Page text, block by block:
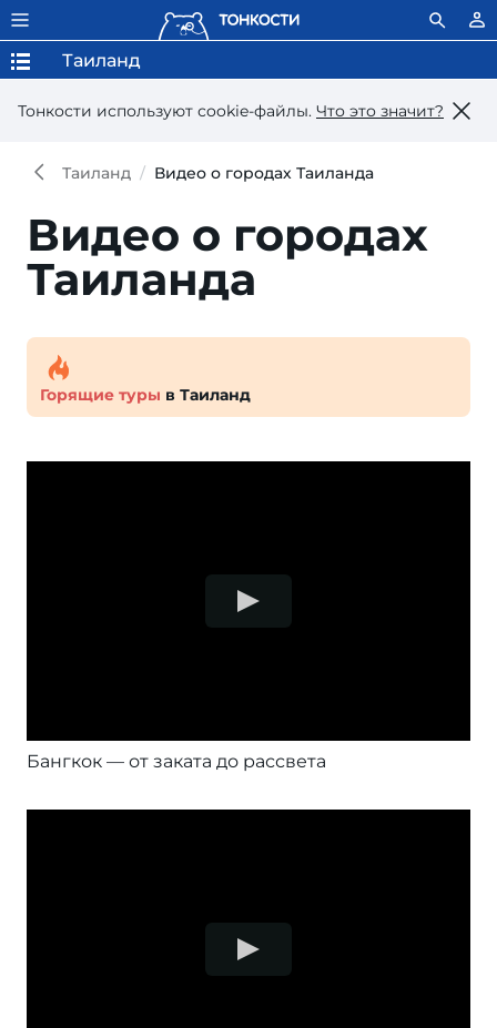
Тонкости используют сookie-файлы. Что это значит?
Таиланд
Таиланд Видео о городах Таиланда
Видео о городах
Таиланда
Горящие туры в Таиланд
Бангкок — от заката до рассвета